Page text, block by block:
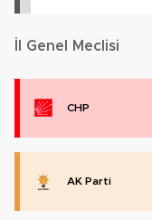
İl Genel Meclisi
CHP
AK Parti